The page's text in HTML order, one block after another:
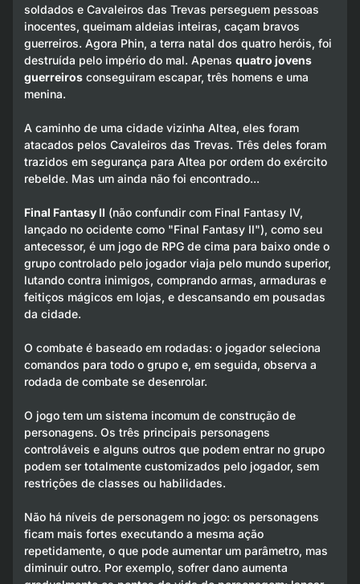
soldados e Cavaleiros das Trevas perseguem pessoas
inocentes, queimam aldeias inteiras, caçam bravos
guerreiros. Agora Phin, a terra natal dos quatro heróis, foi
destruída pelo império do mal. Apenas quatro jovens
guerreirosconseguiram escapar, três homens e uma
menina.
A caminho de uma cidade vizinha Altea, eles foram
atacados pelos Cavaleiros das Trevas. Três deles foram
trazidos em segurança para Altea por ordem do exército
rebelde. Mas um ainda não foi encontrado...
Final Fantasy II (não confundir com Final Fantasy IV,
lançado no ocidente como "Final Fantasy II"), como seu
antecessor, é um jogo de RPG de cima para baixo onde o
grupo controlado pelo jogador viaja pelo mundo superior,
lutando contra inimigos, comprando armas, armaduras e
feitiços mágicos em lojas, e descansando em pousadas
da cidade.
O combate é baseado em rodadas: o jogador seleciona
comandos para todo o grupo e, em seguida, observa a
rodada de combate se desenrolar.
O jogo tem um sistema incomum de construção de
personagens. Os três principais personagens
controláveis e alguns outros que podem entrar no grupo
podem ser totalmente customizados pelo jogador, sem
restrições de classes ou habilidades.
Não há níveis de personagem no jogo: os personagens
ficam mais fortes executando a mesma ação
repetidamente, o que pode aumentar um parâmetro, mas
diminuir outro. Por exemplo, sofrer dano aumenta